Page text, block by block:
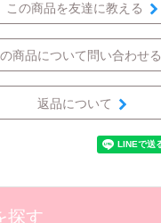
この商品を友達に教える
商品について問い合わせる
返品について
探す